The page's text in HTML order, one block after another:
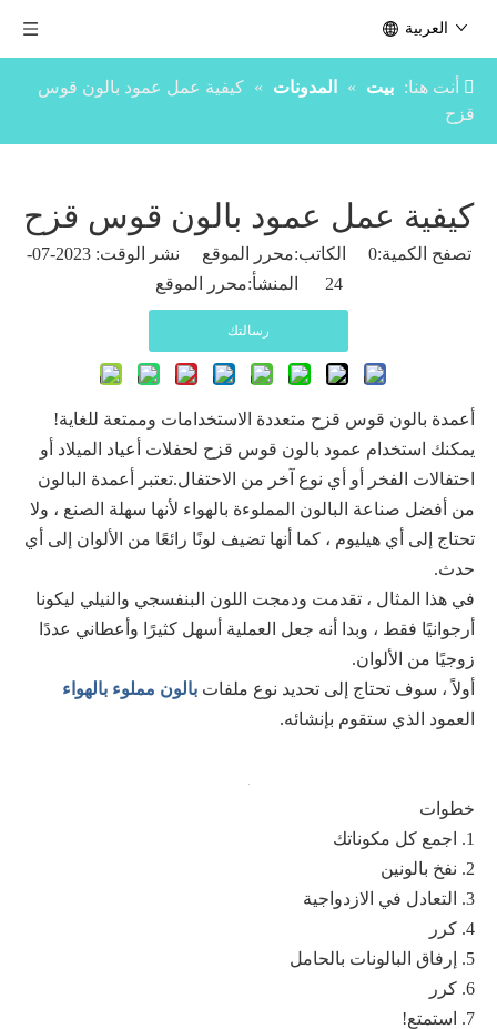
العربية
أنت هنا: بيت » المدونات » كيفية عمل عمود بالون قوس
قزح
كيفية عمل عمود بالون قوس قزح
تصفح الكمية:0
الكاتب:محرر الموقع نشر الوقت: 2023-07-
24 المنشأ:
محرر الموقع
رسالتك
أعمدة بالون قوس قزح متعددة الاستخدامات وممتعة للغاية!
يمكنك استخدام عمود بالون قوس قزح لحفلات أعياد الميلاد أو
احتفالات الفخر أو أي نوع آخر من الاحتفال.تعتبر أعمدة البالون
من أفضل صناعة البالون المملوءة بالهواء لأنها سهلة الصنع ، ولا
تحتاج إلى أي هيليوم ، كما أنها تضيف لونًا رائعًا من الألوان إلى أي
حدث.
في هذا المثال ، تقدمت ودمجت اللون البنفسجي والنيلي ليكونا
أرجوانيًا فقط ، وبدا أنه جعل العملية أسهل كثيرًا وأعطاني عددًا
زوجيًا من الألوان.
أولاً ، سوف تحتاج إلى تحديد نوع ملفات بالون مملوء بالهواء
العمود الذي ستقوم بإنشائه.
خطوات
1. اجمع كل مكوناتك
2. نفخ بالونين
3. التعادل في الازدواجية
4. كرر
5. إرفاق البالونات بالحامل
6. كرر
7. استمتع!